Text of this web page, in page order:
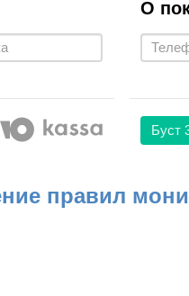
О
Буст
правил